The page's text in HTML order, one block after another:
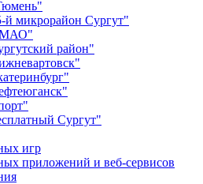
микрорайон Сургут"
район"
Сургут"
игр
приложений и веб-сервисов